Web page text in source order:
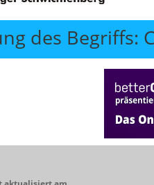
des Begriffs: